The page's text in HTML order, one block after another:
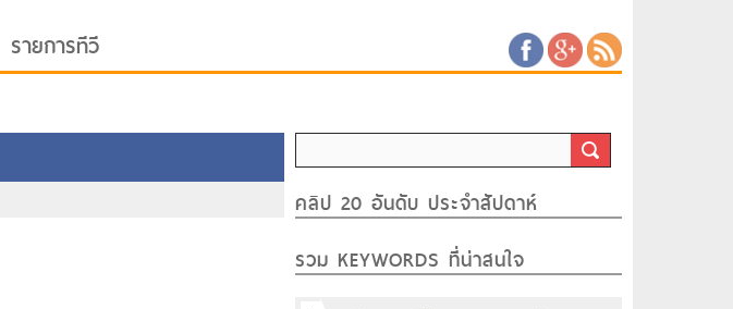
รายการทีวี
คลิป 20 อันดับ ประจำสัปดาห์
รวม KEYWORDS ที่น่าสนใจ